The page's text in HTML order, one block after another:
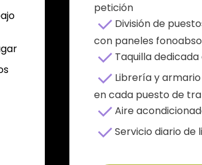
petición
División de
con paneles
Taquilla
Librería y
en cada puesto de
Aire
Servicio diario de